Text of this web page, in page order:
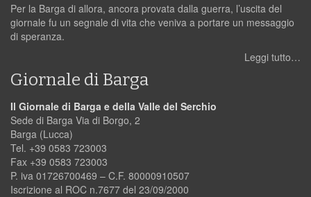
Per la Barga di allora, ancora provata dalla guerra, l’uscita del
giornale fu un segnale di vita che veniva a portare un messaggio
di speranza.
Leggi tutto…
Giornale di Barga
Il Giornale di Barga e della Valle del Serchio
Sede di Barga Via di Borgo, 2
Barga (Lucca)
Tel. +39 0583 723003
Fax +39 0583 723003
P. iva 01726700469 – C.F. 80000910507
Iscrizione al ROC n.7677 del 23/09/2000